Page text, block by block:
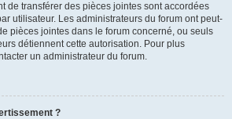
de transférer des pièces jointes sont accordées
utilisateur. Les administrateurs du forum ont peut-
pièces jointes dans le forum concerné, ou seuls
détiennent cette autorisation. Pour plus
un administrateur du forum.
?